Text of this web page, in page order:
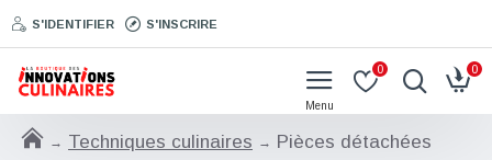
S'IDENTIFIER S'INSCRIRE
0 0
Techniques culinaires Pièces détachées